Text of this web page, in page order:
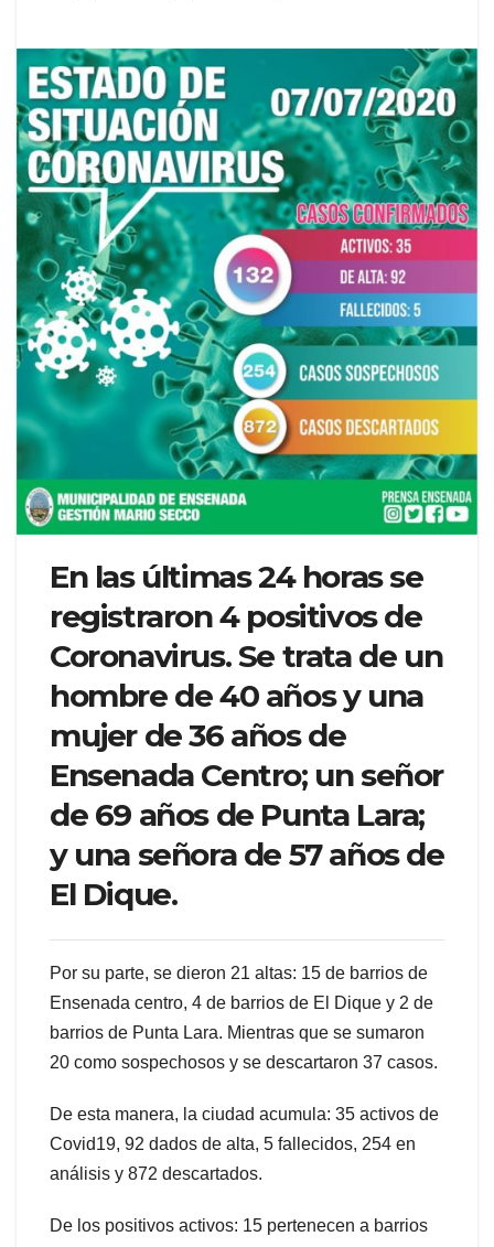
En las últimas 24 horas se
registraron 4 positivos de
Coronavirus. Se trata de un
hombre de 40 años y una
mujer de 36 años de
Ensenada Centro; un señor
de 69 años de Punta Lara;
y una señora de 57 años de
El Dique.
Por su parte, se dieron 21 altas: 15 de barrios de
Ensenada centro, 4 de barrios de El Dique y 2 de
barrios de Punta Lara. Mientras que se sumaron
20 como sospechosos y se descartaron 37 casos.
De esta manera, la ciudad acumula: 35 activos de
Covid19, 92 dados de alta, 5 fallecidos, 254 en
análisis y 872 descartados.
De los positivos activos: 15 pertenecen a barrios